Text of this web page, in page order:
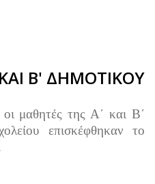
Β' ΔΗΜΟΤΙΚΟΥ
μαθητές της Α΄ και Β΄
επισκέφθηκαν το